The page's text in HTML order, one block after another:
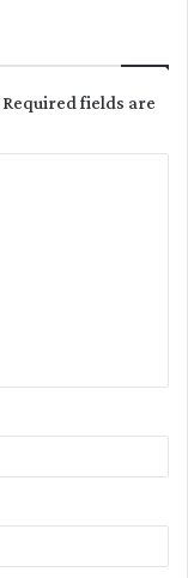
Required fields are
t